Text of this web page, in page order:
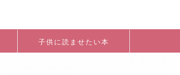
子供に読ませたい本